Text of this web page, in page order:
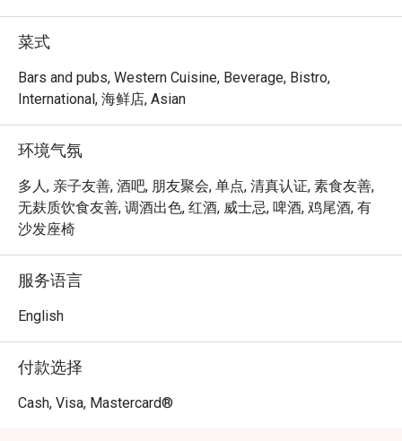
菜单是对道地意大利风味的致敬，从质朴的柴烧披萨，到
充满生命力、口感精致的手工意大利面，无一不展现着食
材的新鲜本味。但这里的体验远不止于盘中佳肴。附设的
酒吧拥有城中最齐全的威士忌珍藏之一，是餐后小酌、延
暖周到服务，更让一切臻至完美。
无论是私密的两人约会、高端的商务晚宴，还是温馨的静
谧庆祝，这里都是您的理想之选。
菜式
Bars and pubs, Western Cuisine, Beverage, Bistro,
International, 海鲜店, Asian
环境气氛
多人, 亲子友善, 酒吧, 朋友聚会, 单点, 清真认证, 素食友善,
无麸质饮食友善, 调酒出色, 红酒, 威士忌, 啤酒, 鸡尾酒, 有
沙发座椅
服务语言
English
付款选择
Cash, Visa, Mastercard®